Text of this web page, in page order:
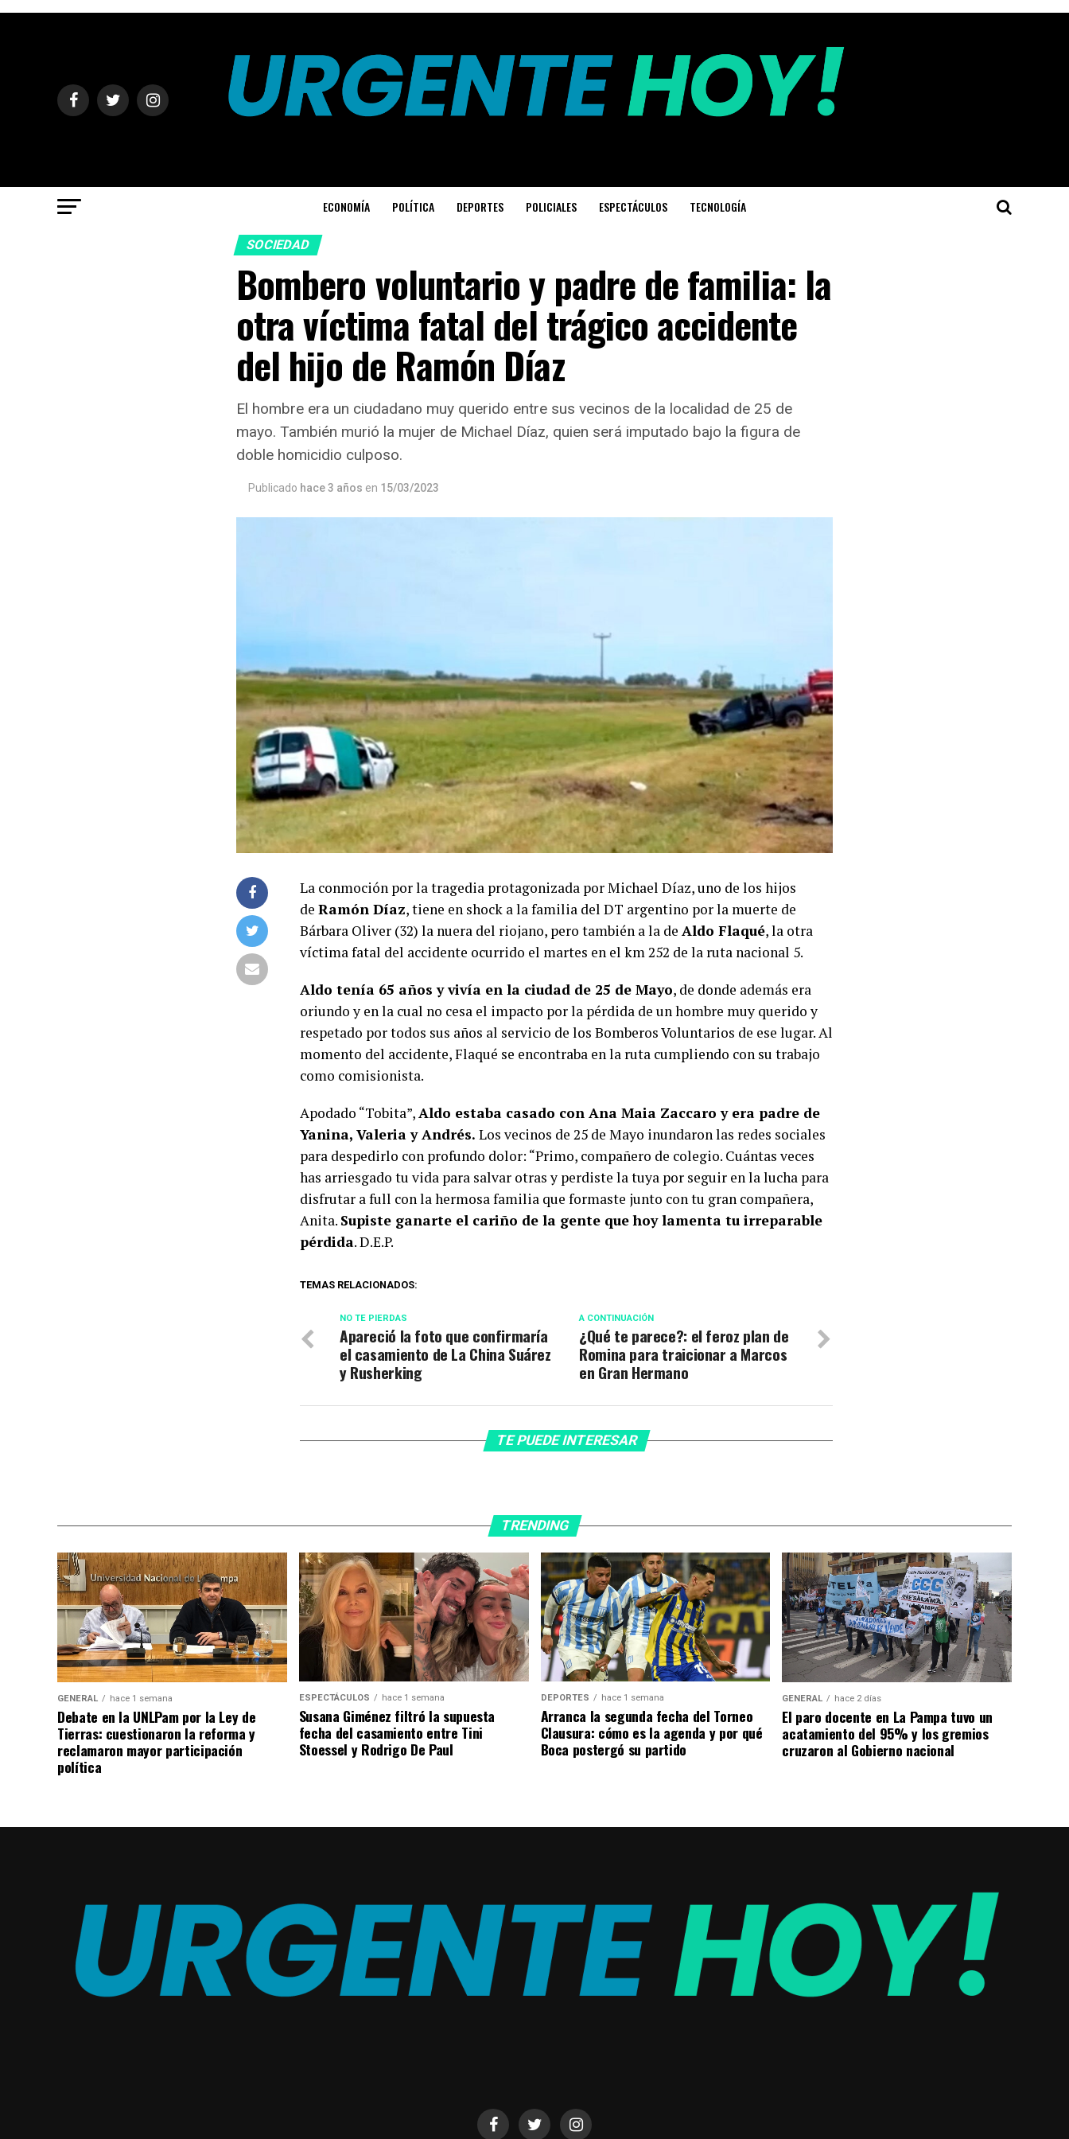
ECONOMÍA POLÍTICA DEPORTES POLICIALES ESPECTÁCULOS TECNOLOGÍA
SOCIEDAD
Bombero voluntario y padre de familia: la
otra víctima fatal del trágico accidente
del hijo de Ramón Díaz
El hombre era un ciudadano muy querido entre sus vecinos de la localidad de 25 de
mayo. También murió la mujer de Michael Díaz, quien será imputado bajo la figura de
doble homicidio culposo.
Publicado hace 3 años en 15/03/2023
La conmoción por la tragedia protagonizada por Michael Díaz, uno de los hijos
de Ramón Díaz, tiene en shock a la familia del DT argentino por la muerte de
Bárbara Oliver (32) la nuera del riojano, pero también a la de Aldo Flaqué, la otra
víctima fatal del accidente ocurrido el martes en el km 252 de la ruta nacional 5.
Aldo tenía 65 años y vivía en la ciudad de 25 de Mayo, de donde además era
oriundo y en la cual no cesa el impacto por la pérdida de un hombre muy querido y
respetado por todos sus años al servicio de los Bomberos Voluntarios de ese lugar. Al
momento del accidente, Flaqué se encontraba en la ruta cumpliendo con su trabajo
como comisionista.
Apodado “Tobita”,Aldo estaba casado con Ana Maia Zaccaro y era padre de
Yanina, Valeria y Andrés. Los vecinos de 25 de Mayo inundaron las redes sociales
para despedirlo con profundo dolor: “Primo, compañero de colegio. Cuántas veces
has arriesgado tu vida para salvar otras y perdiste la tuya por seguir en la lucha para
disfrutar a full con la hermosa familia que formaste junto con tu gran compañera,
Anita. Supiste ganarte el cariño de la gente que hoy lamenta tu irreparable
pérdida. D.E.P.
TEMAS RELACIONADOS:
A CONTINUACIÓN
¿Qué te parece?: el feroz plan de
Romina para traicionar a Marcos
en Gran Hermano
NO TE PIERDAS
Apareció la foto que confirmaría
el casamiento de La China Suárez
y Rusherking
TE PUEDE INTERESAR
TRENDING
GENERAL hace 1 semana
Debate en la UNLPam por la Ley de
Tierras: cuestionaron la reforma y
reclamaron mayor participación
política
ESPECTÁCULOS hace 1 semana
Susana Giménez filtró la supuesta
fecha del casamiento entre Tini
Stoessel y Rodrigo De Paul
DEPORTES hace 1 semana
Arranca la segunda fecha del Torneo
Clausura: cómo es la agenda y por qué
Boca postergó su partido
GENERAL hace 2 días
El paro docente en La Pampa tuvo un
acatamiento del 95% y los gremios
cruzaron al Gobierno nacional